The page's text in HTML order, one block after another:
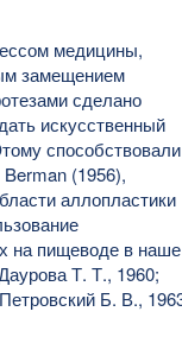
медицины,
замещением
сделано
искусственный
способствовали
(1956),
аллопластики
на пищеводе в
Т. Т., 1960;
Б. В.,